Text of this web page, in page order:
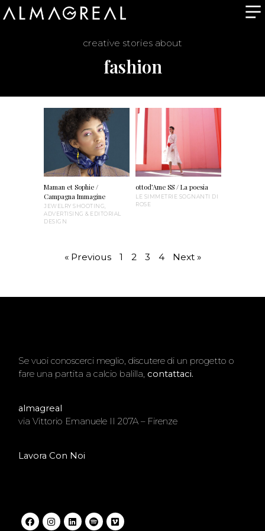
creative stories about
fashion
Maman et Sophie /
Campagna Immagine
JEWELRY SHOOTING,
ADVERTISING & EDITORIAL
DESIGN
ottod’Ame SS / La poesia
LE SIMMETRIE SOGNANTI DI
ROSE
« Previous 1 2 3 4 Next »
Se vuoi conoscerci meglio, discutere di un progetto o
fare una partita a calcio balilla, contattaci.
almagreal
via Vittorio Emanuele II 207A – Firenze
Lavora Con Noi